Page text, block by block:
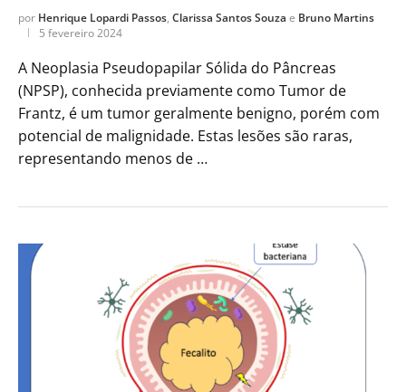
por Henrique Lopardi Passos, Clarissa Santos Souza e Bruno Martins
5 fevereiro 2024
A Neoplasia Pseudopapilar Sólida do Pâncreas
(NPSP), conhecida previamente como Tumor de
Frantz, é um tumor geralmente benigno, porém com
potencial de malignidade. Estas lesões são raras,
representando menos de …